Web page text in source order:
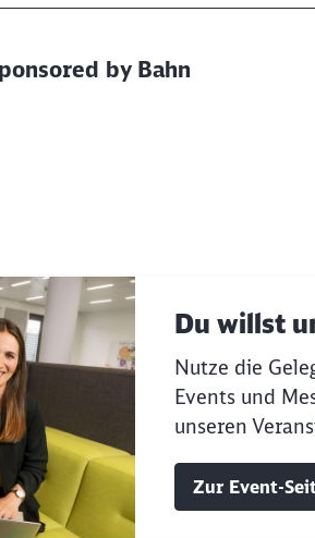
by Bahn
Du willst
Nutze die
Events und
unseren
Zur Event-